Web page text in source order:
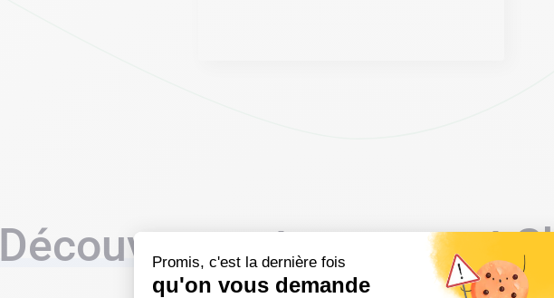
Promis, c'est la dernière fois
qu'on vous demande
Découvrez notre concept